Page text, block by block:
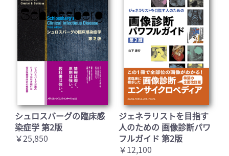
シュロスバーグの臨床感
染症学 第2版
￥25,850
ジェネラリストを目指す
人のための 画像診断パワ
フルガイド 第2版
￥12,100